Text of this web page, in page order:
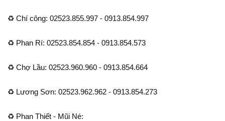
♻ Chí công: 02523.855.997 - 0913.854.997
♻ Phan Rí: 02523.854.854 - 0913.854.573
♻ Chợ Lầu: 02523.960.960 - 0913.854.664
♻ Lương Sơn: 02523.962.962 - 0913.854.273
♻ Phan Thiết - Mũi Né: